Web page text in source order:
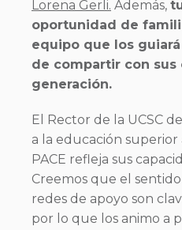
Lorena Gerli. Además,
oportunidad de
equipo que los
de compartir con sus
generación.
El Rector de la UCSC
a la educación
PACE refleja sus
Creemos que el
redes de apoyo son
por lo que los animo a